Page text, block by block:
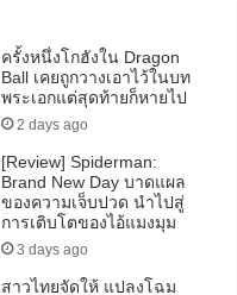
ครั้งหนึ่งโกฮังใน Dragon
Ball เคยถูกวางเอาไว้ในบท
พระเอกแต่สุดท้ายก็หายไป
2 days ago
[Review] Spiderman:
Brand New Day บาดแผล
ของความเจ็บปวด นำไปสู่
การเติบโตของไอ้แมงมุม
3 days ago
สาวไทยจัดให้ แปลงโฉม